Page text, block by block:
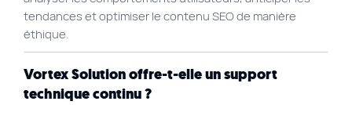
tendances et optimiser le contenu SEO de manière
éthique.
Vortex Solution offre-t-elle un support
technique continu ?